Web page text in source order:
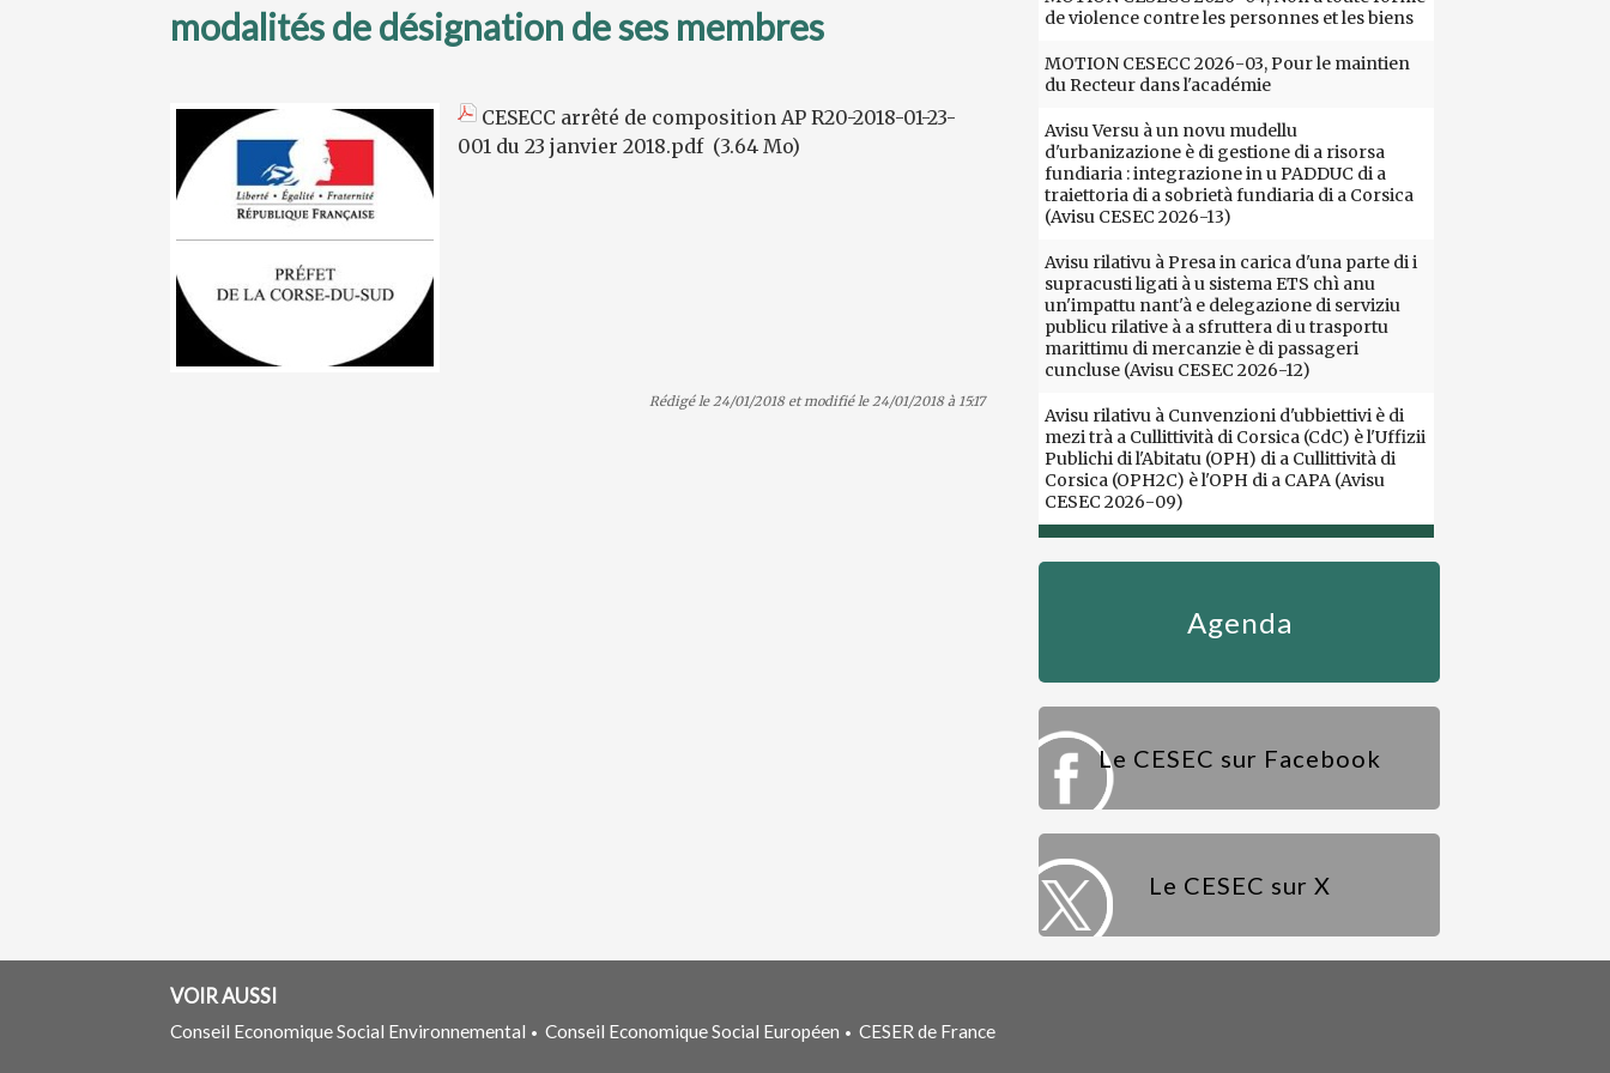
modalités de désignation de ses membres
CESECC arrêté de composition AP R20-2018-01-23-
001 du 23 janvier 2018.pdf (3.64 Mo)
Rédigé le 24/01/2018 et modifié le 24/01/2018 à 15:17
de violence contre les personnes et les biens
MOTION CESECC 2026-03, Pour le maintien
du Recteur dans l'académie
Avisu Versu à un novu mudellu
d'urbanizazione è di gestione di a risorsa
fundiaria : integrazione in u PADDUC di a
traiettoria di a sobrietà fundiaria di a Corsica
(Avisu CESEC 2026-13)
Avisu rilativu à Presa in carica d'una parte di i
supracusti ligati à u sistema ETS chì anu
un'impattu nant'à e delegazione di serviziu
publicu rilative à a sfruttera di u trasportu
marittimu di mercanzie è di passageri
cuncluse (Avisu CESEC 2026-12)
Avisu rilativu à Cunvenzioni d'ubbiettivi è di
mezi trà a Cullittività di Corsica (CdC) è l'Uffizii
Publichi di l'Abitatu (OPH) di a Cullittività di
Corsica (OPH2C) è l'OPH di a CAPA (Avisu
CESEC 2026-09)
Agenda
Le CESEC sur Facebook
Le CESEC sur X
VOIR AUSSI
Conseil Economique Social Environnemental • Conseil Economique Social Européen • CESER de France